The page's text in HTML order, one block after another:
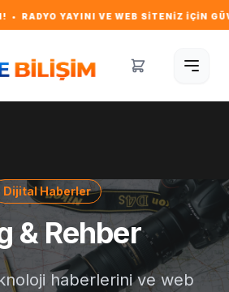
VE WEB SITENIZ IÇIN
Dijital Haberler
& Rehber
haberlerini ve web